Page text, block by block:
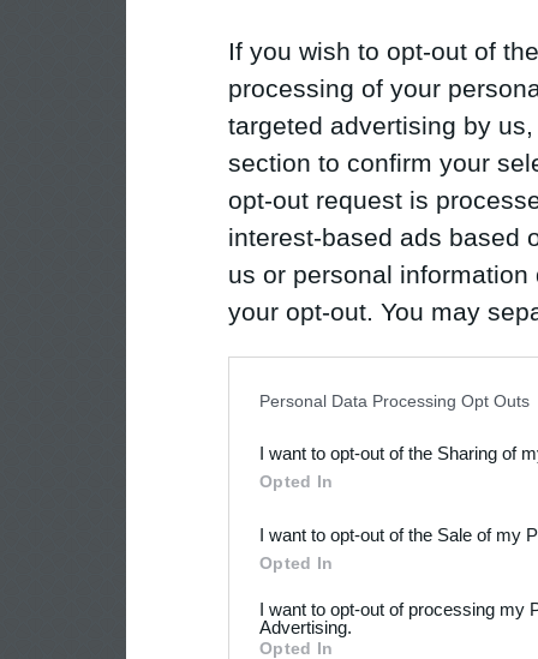
If you wish to opt-out of
processing of your
targeted advertising by
section to confirm your
opt-out request is
interest-based ads based
us or personal
your opt-out. You may
Downstream Participants
third parties.
Personal Data Processing Opt Outs
I want to opt-out of the Sharing of
Opted In
I want to opt-out of the Sale of my
Opted In
I want to opt-out of processing my
Advertising.
Opted In